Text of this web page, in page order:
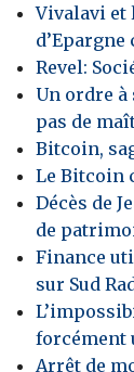
Vivalavi et
d’Epargne
Revel:
Un ordre à
pas de
Bitcoin,
Le Bitcoin
Décès de
de
Finance
sur Sud
forcément
Arrêt de